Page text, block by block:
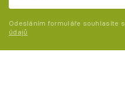
Odesláním formuláře souhlasíte s
údajů